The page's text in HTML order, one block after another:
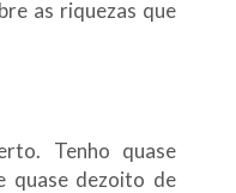
as riquezas que
Tenho quase
quase dezoito de